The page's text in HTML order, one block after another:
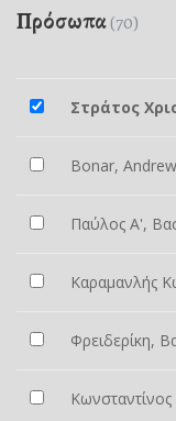
Πρόσωπα(70)
Στράτος
Bonar,
Παύλος Α',
Καραμανλής
Φρειδερίκη,